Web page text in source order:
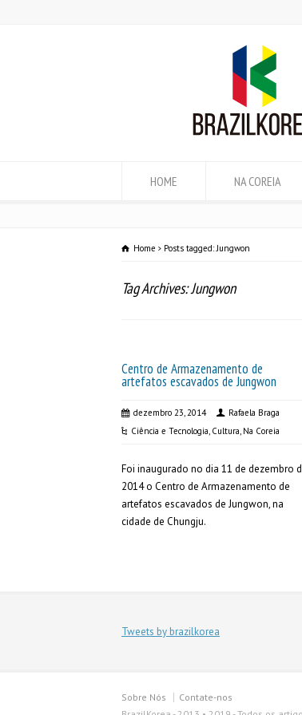
HOME NA COREIA
Home Posts tagged: Jungwon
Tag Archives: Jungwon
Centro de Armazenamento de
artefatos escavados de Jungwon
dezembro 23, 2014
Rafaela Braga
Ciência e Tecnologia, Cultura, Na Coreia
Foi inaugurado no dia 11 de dezembro
2014 o Centro de Armazenamento de
artefatos escavados de Jungwon, na
cidade de Chungju.
Tweets by brazilkorea
Sobre Nós
Contate-nos